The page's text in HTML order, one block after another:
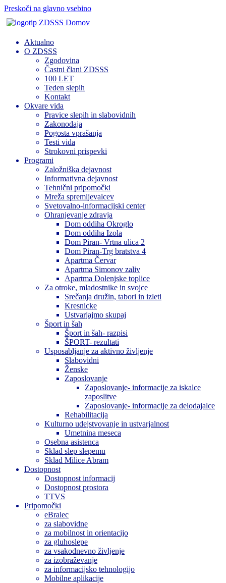
Preskoči na glavno vsebino
Domov
Aktualno
O ZDSSS
Zgodovina
Častni člani ZDSSS
100 LET
Teden slepih
Kontakt
Okvare vida
Pravice slepih in slabovidnih
Zakonodaja
Pogosta vprašanja
Testi vida
Strokovni prispevki
Programi
Založniška dejavnost
Informativna dejavnost
Tehnični pripomočki
Mreža spremljevalcev
Svetovalno-informacijski center
Ohranjevanje zdravja
Dom oddiha Okroglo
Dom oddiha Izola
Dom Piran- Vrtna ulica 2
Dom Piran-Trg bratstva 4
Apartma Červar
Apartma Simonov zaliv
Apartma Dolenjske toplice
Za otroke, mladostnike in svojce
Srečanja družin, tabori in izleti
Kresnicke
Ustvarjajmo skupaj
Šport in šah
Šport in šah- razpisi
ŠPORT- rezultati
Usposabljanje za aktivno življenje
Slabovidni
Ženske
Zaposlovanje
Zaposlovanje- informacije za iskalce
zaposlitve
Zaposlovanje- informacije za delodajalce
Rehabilitacija
Kulturno udejstvovanje in ustvarjalnost
Umetnina meseca
Osebna asistenca
Sklad slep slepemu
Sklad Milice Abram
Dostopnost
Dostopnost informacij
Dostopnost prostora
TTVS
Pripomočki
eBralec
za slabovidne
za mobilnost in orientacijo
za gluhoslepe
za vsakodnevno življenje
za izobraževanje
za informacijsko tehnologijo
Mobilne aplikacije